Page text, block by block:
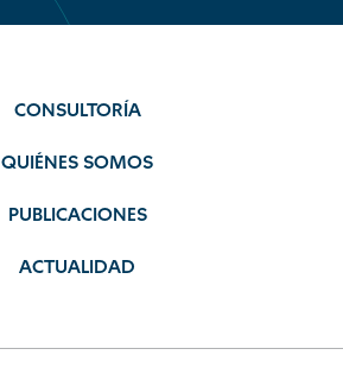
CONSULTORÍA
QUIÉNES SOMOS
PUBLICACIONES
ACTUALIDAD